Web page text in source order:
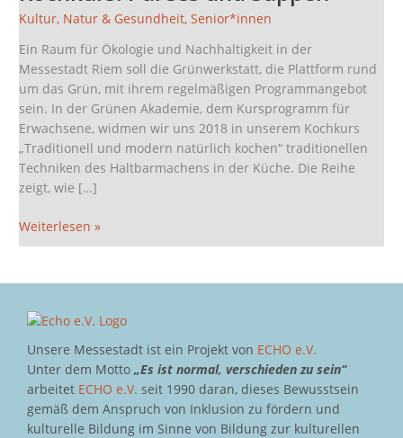
Kultur, Natur & Gesundheit,Senior*innen
Ein Raum für Ökologie und Nachhaltigkeit in der
Messestadt Riem soll die Grünwerkstatt, die Plattform rund
um das Grün, mit ihrem regelmäßigen Programmangebot
sein. In der Grünen Akademie, dem Kursprogramm für
Erwachsene, widmen wir uns 2018 in unserem Kochkurs
„Traditionell und modern natürlich kochen“ traditionellen
Techniken des Haltbarmachens in der Küche. Die Reihe
zeigt, wie […]
und
Suppen
Weiterlesen »
Unsere Messestadt ist ein Projekt von ECHO e.V.
Unter dem Motto „Es ist normal, verschieden zu sein“
arbeitet ECHO e.V. seit 1990 daran, dieses Bewusstsein
gemäß dem Anspruch von Inklusion zu fördern und
kulturelle Bildung im Sinne von Bildung zur kulturellen